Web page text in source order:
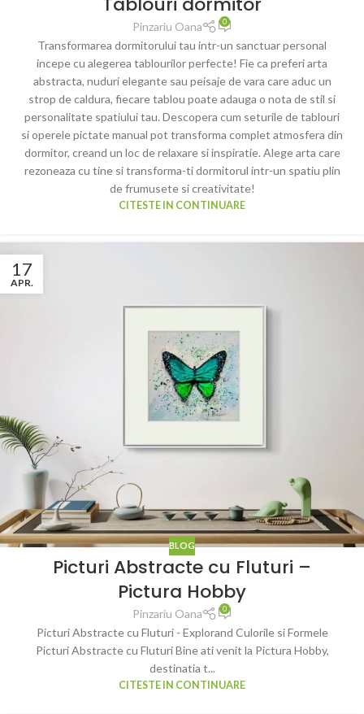
Pinzariu Oana 0
Transformarea dormitorului tau intr-un sanctuar personal
incepe cu alegerea tablourilor perfecte! Fie ca preferi arta
abstracta, nuduri elegante sau peisaje de vara care aduc un
strop de caldura, fiecare tablou poate adauga o nota de stil si
personalitate spatiului tau. Descopera cum seturile de tablouri
si operele pictate manual pot transforma complet atmosfera din
dormitor, creand un loc de relaxare si inspiratie. Alege arta care
rezoneaza cu tine si transforma-ti dormitorul intr-un spatiu plin
de frumusete si creativitate!
CITESTE IN CONTINUARE
17
APR.
BLOG
Picturi Abstracte cu Fluturi –
Pictura Hobby
Pinzariu Oana 0
Picturi Abstracte cu Fluturi - Explorand Culorile si Formele
Picturi Abstracte cu Fluturi Bine ati venit la Pictura Hobby,
destinatia t...
CITESTE IN CONTINUARE